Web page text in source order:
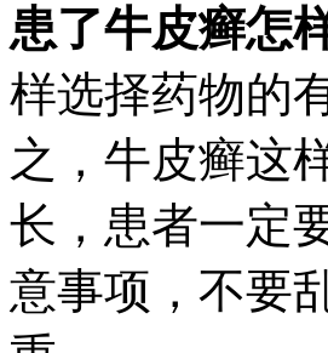
患了牛皮癣怎
样选择药物的
之，牛皮癣这
长，患者一定
意事项，不要